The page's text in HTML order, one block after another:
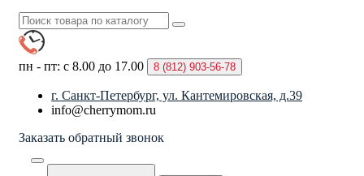
пн - пт: с 8.00 до 17.00 8 (812) 903-56-78
г. Санкт-Петербург, ул. Кантемировская, д.39
info@cherrymom.ru
Заказать обратный звонок